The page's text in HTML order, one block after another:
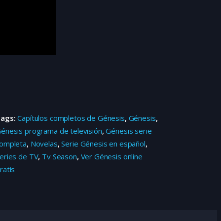
Capítulos completos de Génesis, Génesis,
programa de televisión,Génesis serie
, Novelas,Serie Génesis en español,
de TV, Tv Season, Ver Génesis online